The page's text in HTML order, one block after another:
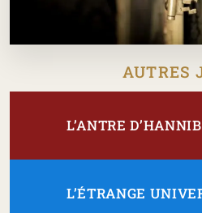
AUTRES
L’ANTRE
L’ÉTRANGE